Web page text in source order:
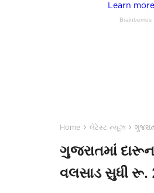
Home › લેટેસ્ટ ન્યૂઝ ›
ગુજરાતમાં
વલસાડ સુધી રૂ.